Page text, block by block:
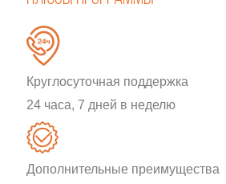
Круглосуточная поддержка
24 часа, 7 дней в неделю
Дополнительные преимущества